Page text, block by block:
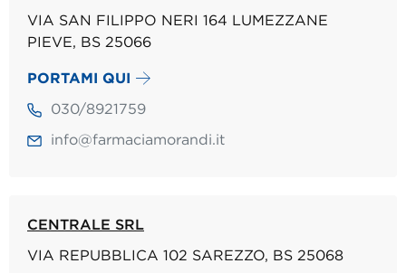
VIA SAN FILIPPO NERI 164 LUMEZZANE
PIEVE, BS 25066
PORTAMI QUI
030/8921759
info@farmaciamorandi.it
CENTRALE SRL
VIA REPUBBLICA 102 SAREZZO, BS 25068